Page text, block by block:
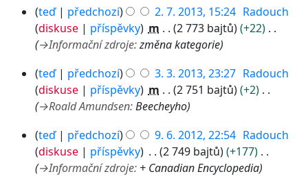
2
1
2
2
teď předchozí 2. 7. 2013, 15:24 Radouch
diskuse
příspěvky m 2 773 bajtů
+22
→Informační zdroje:změna kategorie
3
2
teď předchozí 3. 3. 2013, 23:27 Radouch
diskuse
příspěvky m 2 751 bajtů
+2
→Roald Amundsen:Beecheyho
9
teď předchozí 9. 6. 2012, 22:54 Radouch
diskuse
příspěvky 2 749 bajtů
+177
→Informační zdroje: + Canadian Encyclopedia